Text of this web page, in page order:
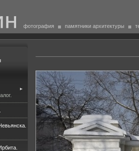
фотография памятники архитектуры